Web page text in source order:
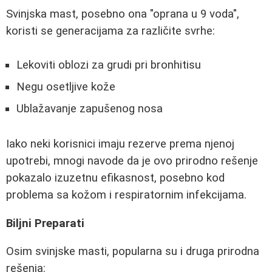
Svinjska mast, posebno ona "oprana u 9 voda",
koristi se generacijama za različite svrhe:
Lekoviti oblozi za grudi pri bronhitisu
Negu osetljive kože
Ublažavanje zapušenog nosa
Iako neki korisnici imaju rezerve prema njenoj
upotrebi, mnogi navode da je ovo prirodno rešenje
pokazalo izuzetnu efikasnost, posebno kod
problema sa kožom i respiratornim infekcijama.
Biljni Preparati
Osim svinjske masti, popularna su i druga prirodna
rešenja: